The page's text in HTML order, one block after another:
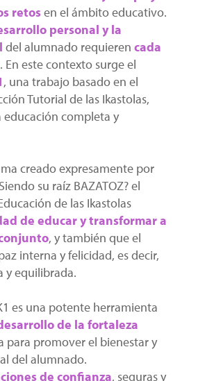
retosen el ámbito educativo.
personal y la
del alumnado requieren cada
. En este contexto surge el
, una trabajo basado en el
Tutorial de las Ikastolas,
completa y
creado expresamente por
su raíz BAZATOZ? el
de las Ikastolas
de educar y transformar a
, y también que el
interna y felicidad, es decir,
y equilibrada.
es una potente herramienta
de la fortaleza
para promover el bienestar y
del alumnado.
de confianza, seguras y